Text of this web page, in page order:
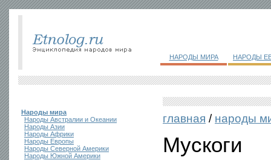
НАРОДЫ МИРА НАРОДЫ
Народы мира
Народы Австралии и Океании
Народы Азии
Народы Африки
Народы Европы
Народы Северной Америки
Народы Южной Америки
главная / народы
Мускоги